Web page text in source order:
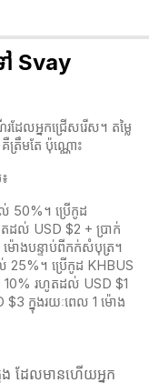
Svay
ែលអ្នកជ្រើសរើស។ តម្លៃ
ត្រឹមតែ ប៉ុណ្ណោះ
50%។ ប្រើកូដ
តដល់ USD $2 + ប្រាក់
ោងបន្ទាប់ពីកក់សំបុត្រ។
25%។ ប្រើកូដ KHBUS
ពី 10% រហូតដល់ USD $1
ក្នុងរយៈពេល 1 ម៉ោង
ដែលមានហើយអ្នក